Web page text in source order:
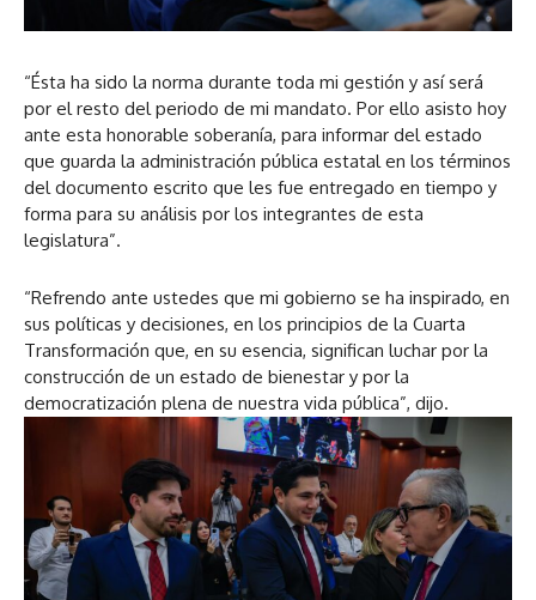
“Ésta ha sido la norma durante toda mi gestión y así será
por el resto del periodo de mi mandato. Por ello asisto hoy
ante esta honorable soberanía, para informar del estado
que guarda la administración pública estatal en los términos
del documento escrito que les fue entregado en tiempo y
forma para su análisis por los integrantes de esta
legislatura”.
“Refrendo ante ustedes que mi gobierno se ha inspirado, en
sus políticas y decisiones, en los principios de la Cuarta
Transformación que, en su esencia, significan luchar por la
construcción de un estado de bienestar y por la
democratización plena de nuestra vida pública”, dijo.